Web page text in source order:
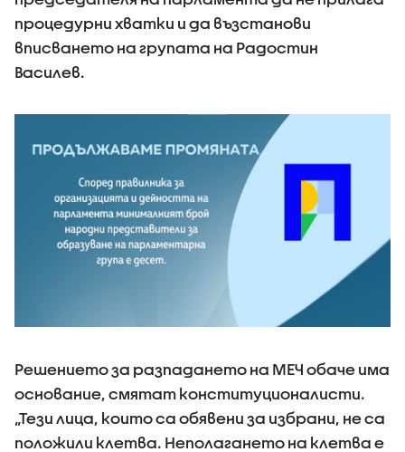
процедурни хватки и да възстанови
вписването на групата на Радостин
Василев.
Решението за разпадането на МЕЧ обаче има
основание, смятат конституционалисти.
„Тези лица, които са обявени за избрани, не са
положили клетва. Неполагането на клетва е